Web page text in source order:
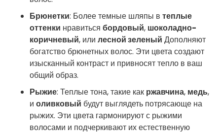
Брюнетки: Более темные шляпы в теплые
оттенки нравиться бордовый, шоколадно-
коричневый, или лесной зеленый Дополняют
богатство брюнетных волос. Эти цвета создают
изысканный контраст и привносят тепло в ваш
общий образ.
Рыжие: Теплые тона, такие как ржавчина, медь,
и оливковый будут выглядеть потрясающе на
рыжих. Эти цвета гармонируют с рыжими
волосами и подчеркивают их естественную